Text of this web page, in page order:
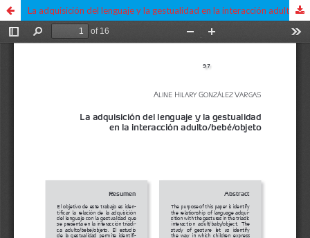
La adquisición del lenguaje y la gestualidad en la interacción adulto/bebé/objeto